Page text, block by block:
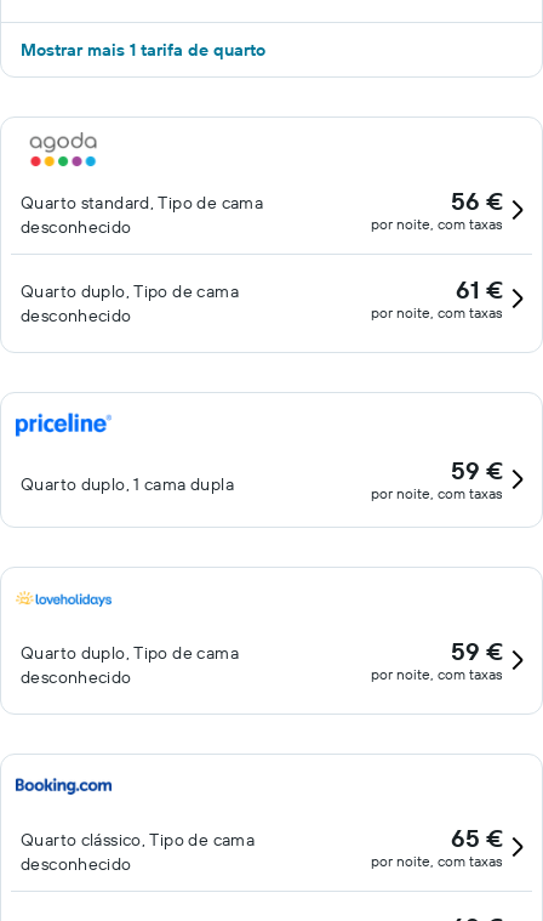
Mostrar mais 1 tarifa de quarto
Quarto standard, Tipo de cama
desconhecido
56 €
por noite, com taxas
Quarto duplo, Tipo de cama
desconhecido
61 €
por noite, com taxas
Quarto duplo, 1 cama dupla 59 €
por noite, com taxas
Quarto duplo, Tipo de cama
desconhecido
59 €
por noite, com taxas
Quarto clássico, Tipo de cama
desconhecido
65 €
por noite, com taxas